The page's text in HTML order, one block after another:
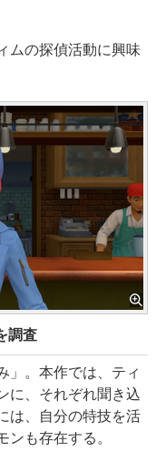
ムの探偵活動に興味
調査
」。本作では、ティ
に、それぞれ聞き込
は、自分の特技を活
も存在する。